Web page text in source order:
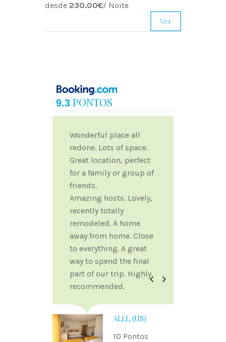
desde 230.00€/ Noite
Ver
9.3 PONTOS
Wonderful place all
redone. Lots of space.
Great location, perfect
for a family or group of
friends.
Amazing hosts. Lovely,
recently totally
remodeled. A home
away from home. Close
to everything. A great
way to spend the final
part of our trip. Highly
recommended.
ALLI, (US)
10 Pontos
AnteriorSeguinte